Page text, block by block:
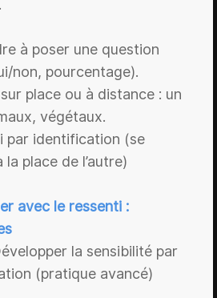
à poser une question
non, pourcentage).
place ou à distance : un
végétaux.
par identification (se
la place de l’autre)
avec le ressenti :
la sensibilité par
(pratique avancé)